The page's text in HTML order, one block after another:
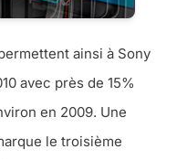
ainsi à Sony
avec près de 15%
en 2009. Une
le troisième